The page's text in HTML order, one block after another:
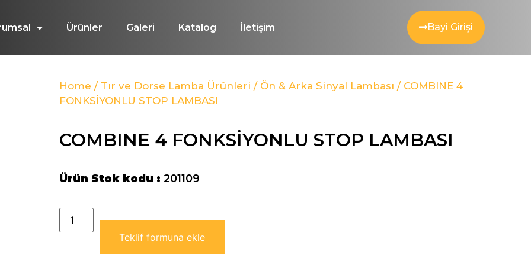
Ürünler Galeri Katalog İletişim Bayi Girişi
Home / Tır ve Dorse Lamba Ürünleri / Ön & Arka Sinyal Lambası / COMBINE 4
FONKSİYONLU STOP LAMBASI
COMBINE 4 FONKSİYONLU STOP LAMBASI
Ürün Stok kodu : 201109
Teklif formuna ekle